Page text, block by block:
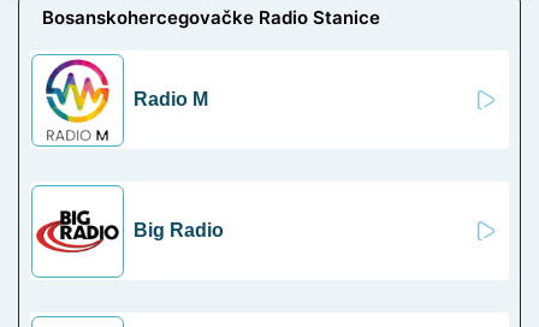
Bosanskohercegovačke Radio Stanice
Radio M
Big Radio